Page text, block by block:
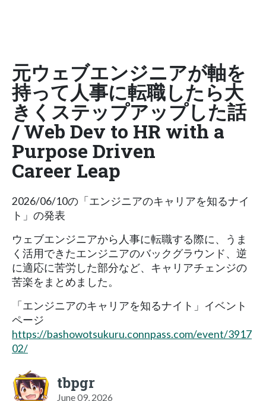
元ウェブエンジニアが軸を
持って人事に転職したら大
きくステップアップした話
/ Web Dev to HR with a
Purpose Driven
Career Leap
2026/06/10の「エンジニアのキャリアを知るナイ
ト」の発表
ウェブエンジニアから人事に転職する際に、うま
く活用できたエンジニアのバックグラウンド、逆
に適応に苦労した部分など、キャリアチェンジの
苦楽をまとめました。
「エンジニアのキャリアを知るナイト」イベント
ページ
https://bashowotsukuru.connpass.com/event/3917
02/
tbpgr
June 09, 2026